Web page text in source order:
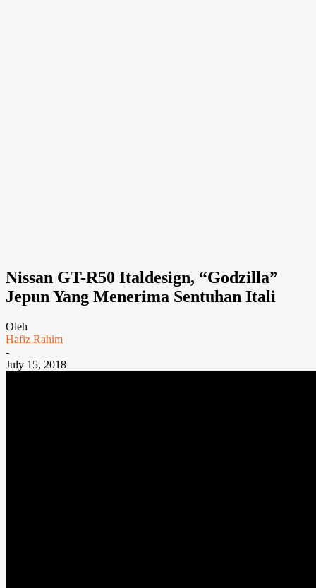
Nissan GT-R50 Italdesign, “Godzilla”
Jepun Yang Menerima Sentuhan Itali
Oleh
Hafiz Rahim
-
July 15, 2018